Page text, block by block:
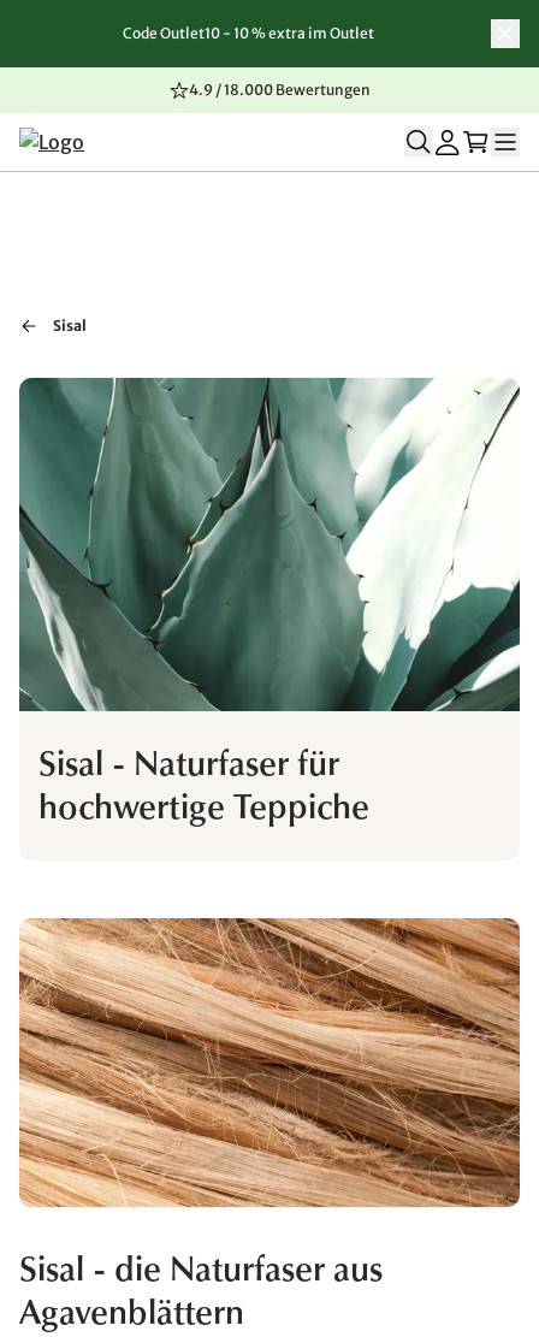
Zum Inhalt springen
Zur Navigation springen
Zum Seitenende springen
Code Outlet10 - 10 % extra im Outlet
4.9 / 18.000 Bewertungen
Sisal
Sisal - Naturfaser für
hochwertige Teppiche
Sisal - die Naturfaser aus
Agavenblättern